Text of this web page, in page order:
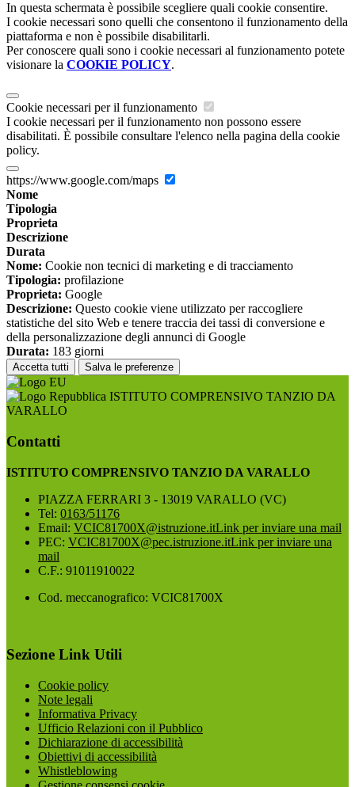
In questa schermata è possibile scegliere quali cookie consentire.
I cookie necessari sono quelli che consentono il funzionamento della
piattaforma e non è possibile disabilitarli.
Per conoscere quali sono i cookie necessari al funzionamento potete
visionare la COOKIE POLICY.
Cookie necessari per il funzionamento
I cookie necessari per il funzionamento non possono essere
disabilitati. È possibile consultare l'elenco nella pagina della cookie
policy.
https://www.google.com/maps
Nome
Tipologia
Proprieta
Descrizione
Durata
Nome: Cookie non tecnici di marketing e di tracciamento
Tipologia: profilazione
Proprieta: Google
Descrizione: Questo cookie viene utilizzato per raccogliere
statistiche del sito Web e tenere traccia dei tassi di conversione e
della personalizzazione degli annunci di Google
Durata: 183 giorni
Accetta tutti Salva le preferenze
ISTITUTO COMPRENSIVO TANZIO DA
VARALLO
Contatti
ISTITUTO COMPRENSIVO TANZIO DA VARALLO
PIAZZA FERRARI 3 - 13019 VARALLO (VC)
Tel: 0163/51176
Email: VCIC81700X@istruzione.itLink per inviare una mail
PEC: VCIC81700X@pec.istruzione.itLink per inviare una
mail
C.F.: 91011910022
Cod. meccanografico: VCIC81700X
Sezione Link Utili
Cookie policy
Note legali
Informativa Privacy
Ufficio Relazioni con il Pubblico
Dichiarazione di accessibilità
Obiettivi di accessibilità
Whistleblowing